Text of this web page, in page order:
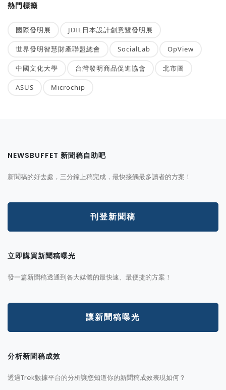
熱門標籤
國際發明展 JDIE日本設計創意暨發明展
世界發明智慧財產聯盟總會 SocialLab OpView
中國文化大學 台灣發明商品促進協會 北市圖
ASUS Microchip
NEWSBUFFET 新聞稿自助吧
新聞稿的好去處，三分鐘上稿完成，最快接觸最多讀者的方案！
刊登新聞稿
立即購買新聞稿曝光
發一篇新聞稿透通到各大媒體的最快速、最便捷的方案！
讓新聞稿曝光
分析新聞稿成效
透過Trek數據平台的分析讓您知道你的新聞稿成效表現如何？